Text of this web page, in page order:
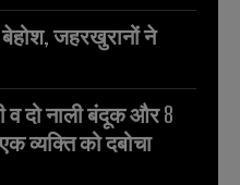
जहरखुरानों ने
व दो नाली बंदूक और 8
व्यक्ति को दबोचा